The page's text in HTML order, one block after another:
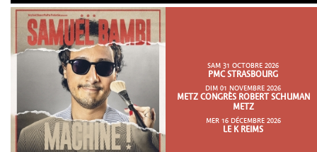
SAM 31 OCTOBRE 2026
PMC STRASBOURG
DIM 01 NOVEMBRE 2026
METZ CONGRÈS ROBERT SCHUMAN
METZ
MER 16 DÉCEMBRE 2026
LE K REIMS